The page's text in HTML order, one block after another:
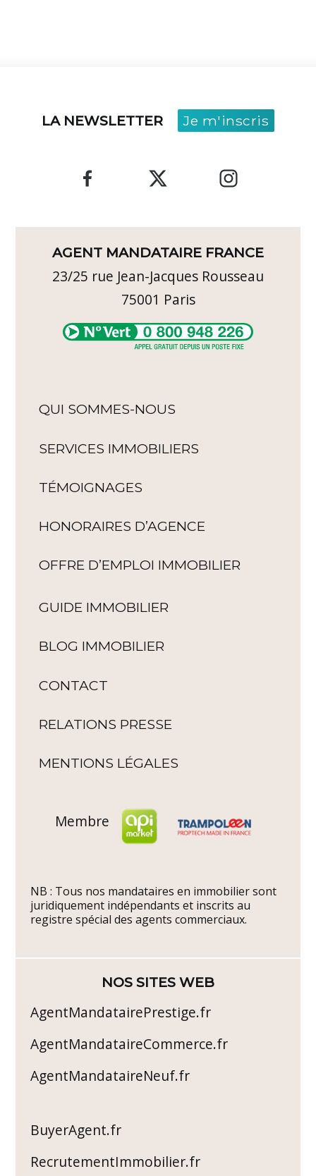
LA NEWSLETTER Je m'inscris
AGENT MANDATAIRE FRANCE
23/25 rue Jean-Jacques Rousseau
75001 Paris
QUI SOMMES-NOUS
SERVICES IMMOBILIERS
TÉMOIGNAGES
HONORAIRES D’AGENCE
OFFRE D’EMPLOI IMMOBILIER
GUIDE IMMOBILIER
BLOG IMMOBILIER
CONTACT
RELATIONS PRESSE
MENTIONS LÉGALES
Membre
NB : Tous nos mandataires en immobilier sont
juridiquement indépendants et inscrits au
registre spécial des agents commerciaux.
NOS SITES WEB
AgentMandatairePrestige.fr
AgentMandataireCommerce.fr
AgentMandataireNeuf.fr
BuyerAgent.fr
RecrutementImmobilier.fr